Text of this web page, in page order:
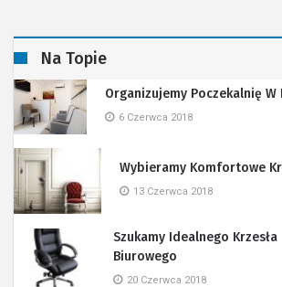
Na Topie
Organizujemy Poczekalnię W
6 Czerwca 2018
Wybieramy Komfortowe
13 Czerwca 2018
Szukamy Idealnego Krzesła
Biurowego
20 Czerwca 2018